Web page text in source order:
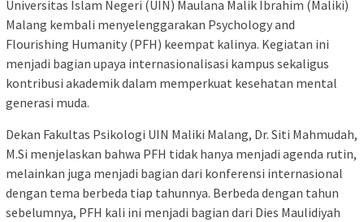
Universitas Islam Negeri (UIN) Maulana Malik Ibrahim (Maliki)
Malang kembali menyelenggarakan Psychology and
Flourishing Humanity (PFH) keempat kalinya. Kegiatan ini
menjadi bagian upaya internasionalisasi kampus sekaligus
kontribusi akademik dalam memperkuat kesehatan mental
generasi muda.
Dekan Fakultas Psikologi UIN Maliki Malang, Dr. Siti Mahmudah,
M.Si menjelaskan bahwa PFH tidak hanya menjadi agenda rutin,
melainkan juga menjadi bagian dari konferensi internasional
dengan tema berbeda tiap tahunnya. Berbeda dengan tahun
sebelumnya, PFH kali ini menjadi bagian dari Dies Maulidiyah